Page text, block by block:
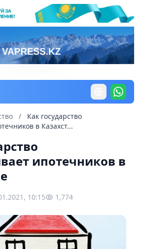
/
Как государство
в Казахст...
ипотечников в
10:15 1,774